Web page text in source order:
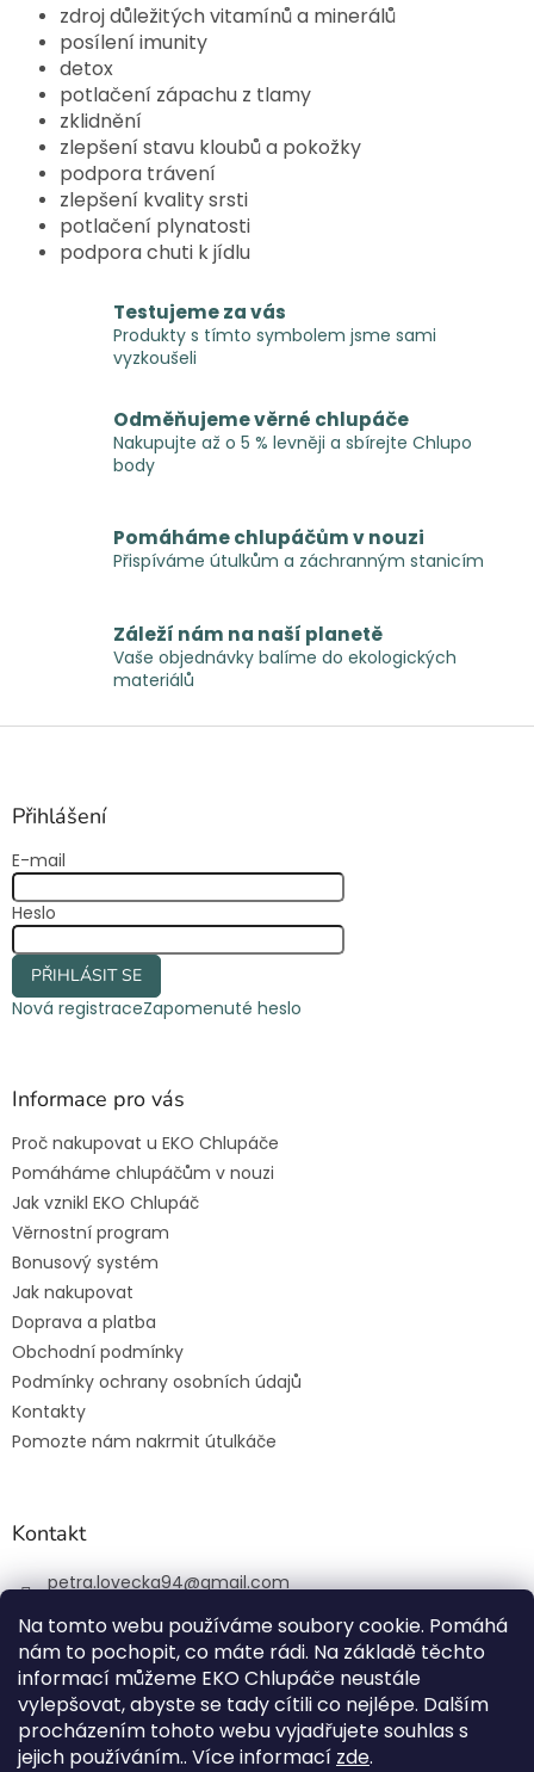
Na tomto webu používáme soubory cookie. Pomáhá
nám to pochopit, co máte rádi. Na základě těchto
informací můžeme EKO Chlupáče neustále
vylepšovat, abyste se tady cítili co nejlépe. Dalším
procházením tohoto webu vyjadřujete souhlas s
jejich používáním.. Více informací zde.
zdroj důležitých vitamínů a minerálů
posílení imunity
detox
potlačení zápachu z tlamy
zklidnění
zlepšení stavu kloubů a pokožky
podpora trávení
zlepšení kvality srsti
potlačení plynatosti
podpora chuti k jídlu
Testujeme za vás
Produkty s tímto symbolem jsme sami
vyzkoušeli
Odměňujeme věrné chlupáče
Nakupujte až o 5 % levněji a sbírejte Chlupo
body
Pomáháme chlupáčům v nouzi
Přispíváme útulkům a záchranným stanicím
Záleží nám na naší planetě
Vaše objednávky balíme do ekologických
materiálů
Z
Přihlášení
E-mail
Heslo
PŘIHLÁSIT SE
Nová registraceZapomenuté heslo
Informace pro vás
Proč nakupovat u EKO Chlupáče
Pomáháme chlupáčům v nouzi
Jak vznikl EKO Chlupáč
Věrnostní program
Bonusový systém
Jak nakupovat
Doprava a platba
Obchodní podmínky
Podmínky ochrany osobních údajů
Kontakty
Pomozte nám nakrmit útulkáče
Kontakt
petra.lovecka94@gmail.com
+420 774 131 648
ekochlupac.cz
Vytvořil Shoptet